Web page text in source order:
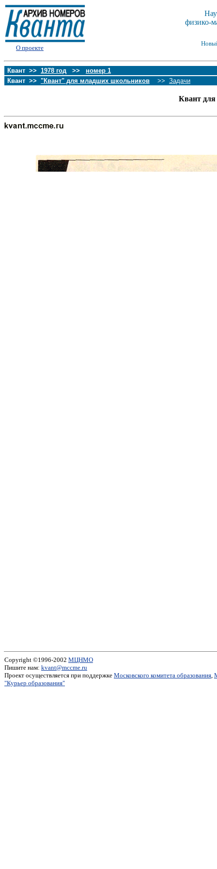
О проекте
физико-
Квант >> 1978 год >> номер 1
Квант >> "Квант" для младших школьников >> Задачи
Квант
Copyright ©1996-2002 МЦНМО
Пишите нам: kvant@mccme.ru
Проект осуществляется при поддержке Московского комитета образования,
"Курьер образования"